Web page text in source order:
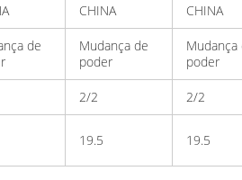
CHINA CHINA
de
Mudança de
poder
Mudança
poder
2/2 2/2
19.5 19.5